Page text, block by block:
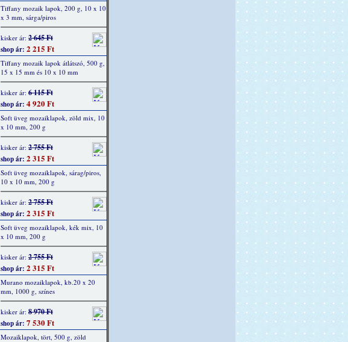
Tiffany mozaik lapok, 200 g, 10 x 10
x 3 mm, sárga/piros
kisker ár: 2 645 Ft
shop ár: 2 215 Ft
Tiffany mozaik lapok átlátszó, 500 g,
15 x 15 mm és 10 x 10 mm
kisker ár: 6 115 Ft
shop ár: 4 920 Ft
Soft üveg mozaiklapok, zöld mix, 10
x 10 mm, 200 g
kisker ár: 2 755 Ft
shop ár: 2 315 Ft
Soft üveg mozaiklapok, sárag/piros,
10 x 10 mm, 200 g
kisker ár: 2 755 Ft
shop ár: 2 315 Ft
Soft üveg mozaiklapok, kék mix, 10
x 10 mm, 200 g
kisker ár: 2 755 Ft
shop ár: 2 315 Ft
Murano mozaiklapok, kb.20 x 20
mm, 1000 g, színes
kisker ár: 8 970 Ft
shop ár: 7 530 Ft
Mozaiklapok, tört, 500 g, zöld